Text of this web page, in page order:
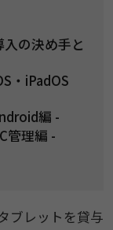
の決め手と
・iPadOS
編 -
管理編 -
ブレットを貸与